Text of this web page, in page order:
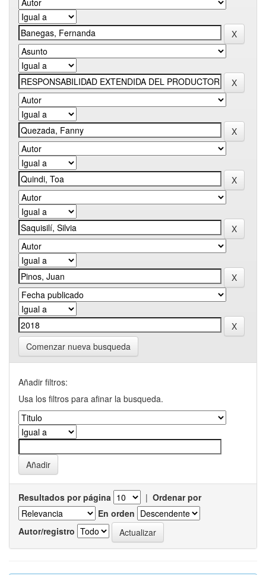
Comenzar nueva busqueda
Añadir filtros:
Usa los filtros para afinar la busqueda.
Resultados por página | Ordenar por
En orden
Autor/registro